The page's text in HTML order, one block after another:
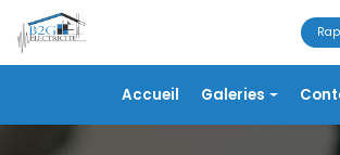
au
contenu
principal
Accueil Galeries